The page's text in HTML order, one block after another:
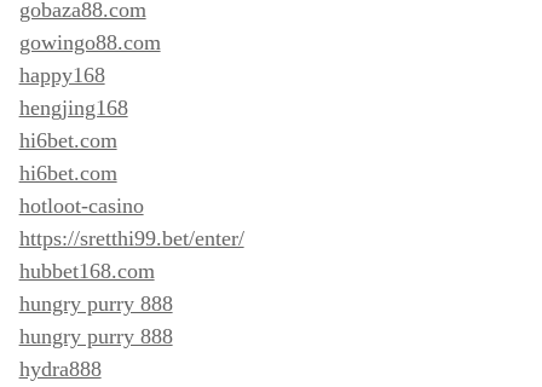
gobaza88.com
gowingo88.com
happy168
hengjing168
hi6bet.com
hi6bet.com
hotloot-casino
https://sretthi99.bet/enter/
hubbet168.com
hungry purry 888
hungry purry 888
hydra888